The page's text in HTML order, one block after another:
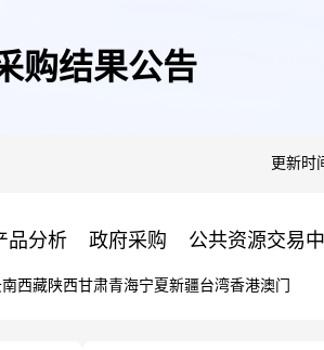
购结果公告
更新时
品分析 政府采购 公共资源交易
西藏陕西甘肃青海宁夏新疆台湾香港澳门